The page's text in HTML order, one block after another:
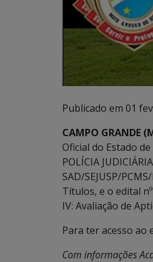
Publicado em 01
CAMPO GRANDE
Oficial do Estado
POLÍCIA
SAD/SEJUSP/
Títulos, e o edital
IV: Avaliação de
Para ter acesso ao
Com informações